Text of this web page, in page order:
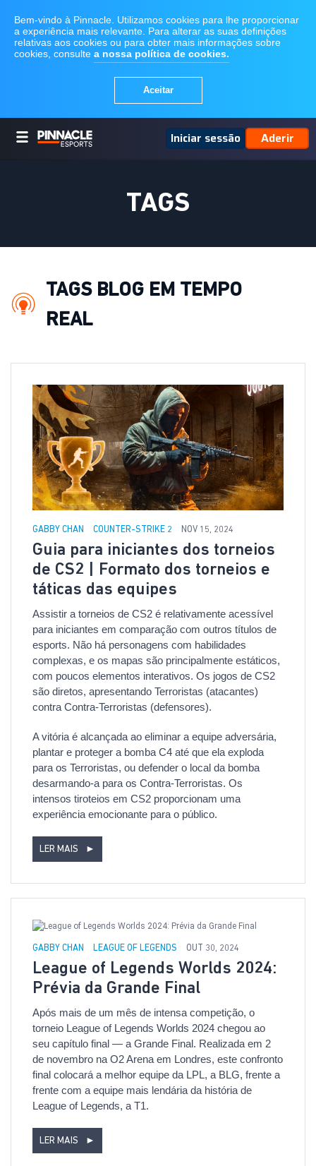
Iniciar sessão Aderir
TAGS
TAGS BLOG EM TEMPO
REAL
GABBY CHAN COUNTER-STRIKE 2 NOV 15, 2024
Guia para iniciantes dos torneios
de CS2 | Formato dos torneios e
táticas das equipes
Assistir a torneios de CS2 é relativamente acessível
para iniciantes em comparação com outros títulos de
esports. Não há personagens com habilidades
complexas, e os mapas são principalmente estáticos,
com poucos elementos interativos. Os jogos de CS2
são diretos, apresentando Terroristas (atacantes)
contra Contra-Terroristas (defensores).
A vitória é alcançada ao eliminar a equipe adversária,
plantar e proteger a bomba C4 até que ela exploda
para os Terroristas, ou defender o local da bomba
desarmando-a para os Contra-Terroristas. Os
intensos tiroteios em CS2 proporcionam uma
experiência emocionante para o público.
LER MAIS ►
GABBY CHAN LEAGUE OF LEGENDS OUT 30, 2024
League of Legends Worlds 2024:
Prévia da Grande Final
Após mais de um mês de intensa competição, o
torneio League of Legends Worlds 2024 chegou ao
seu capítulo final — a Grande Final. Realizada em 2
de novembro na O2 Arena em Londres, este confronto
final colocará a melhor equipe da LPL, a BLG, frente a
frente com a equipe mais lendária da história de
League of Legends, a T1.
LER MAIS ►